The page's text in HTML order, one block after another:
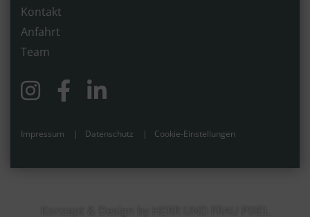
Kontakt
Anfahrt
Team
Impressum Datenschutz Cookie-Einstellungen